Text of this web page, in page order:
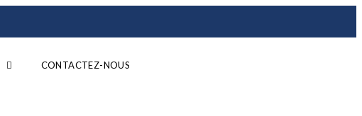
CONTACTEZ-NOUS